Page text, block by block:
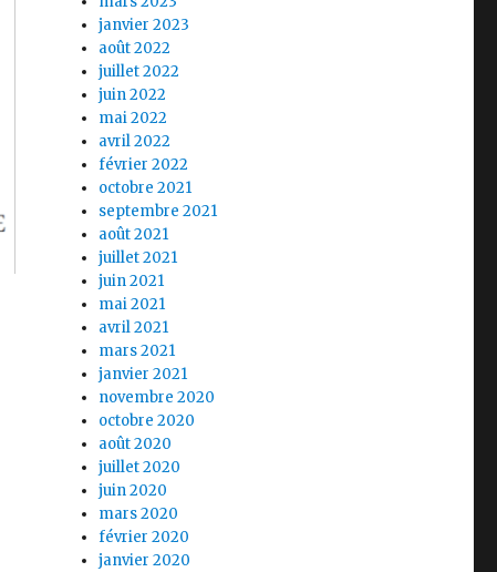
janvier 2023
août 2022
juillet 2022
juin 2022
mai 2022
avril 2022
février 2022
octobre 2021
septembre 2021
août 2021
juillet 2021
juin 2021
mai 2021
avril 2021
mars 2021
janvier 2021
novembre 2020
octobre 2020
août 2020
juillet 2020
juin 2020
mars 2020
février 2020
janvier 2020